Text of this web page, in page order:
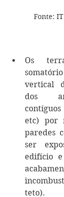
Fonte: IT
Os
vertical
dos
etc) por
paredes
ser
edifício
teto).